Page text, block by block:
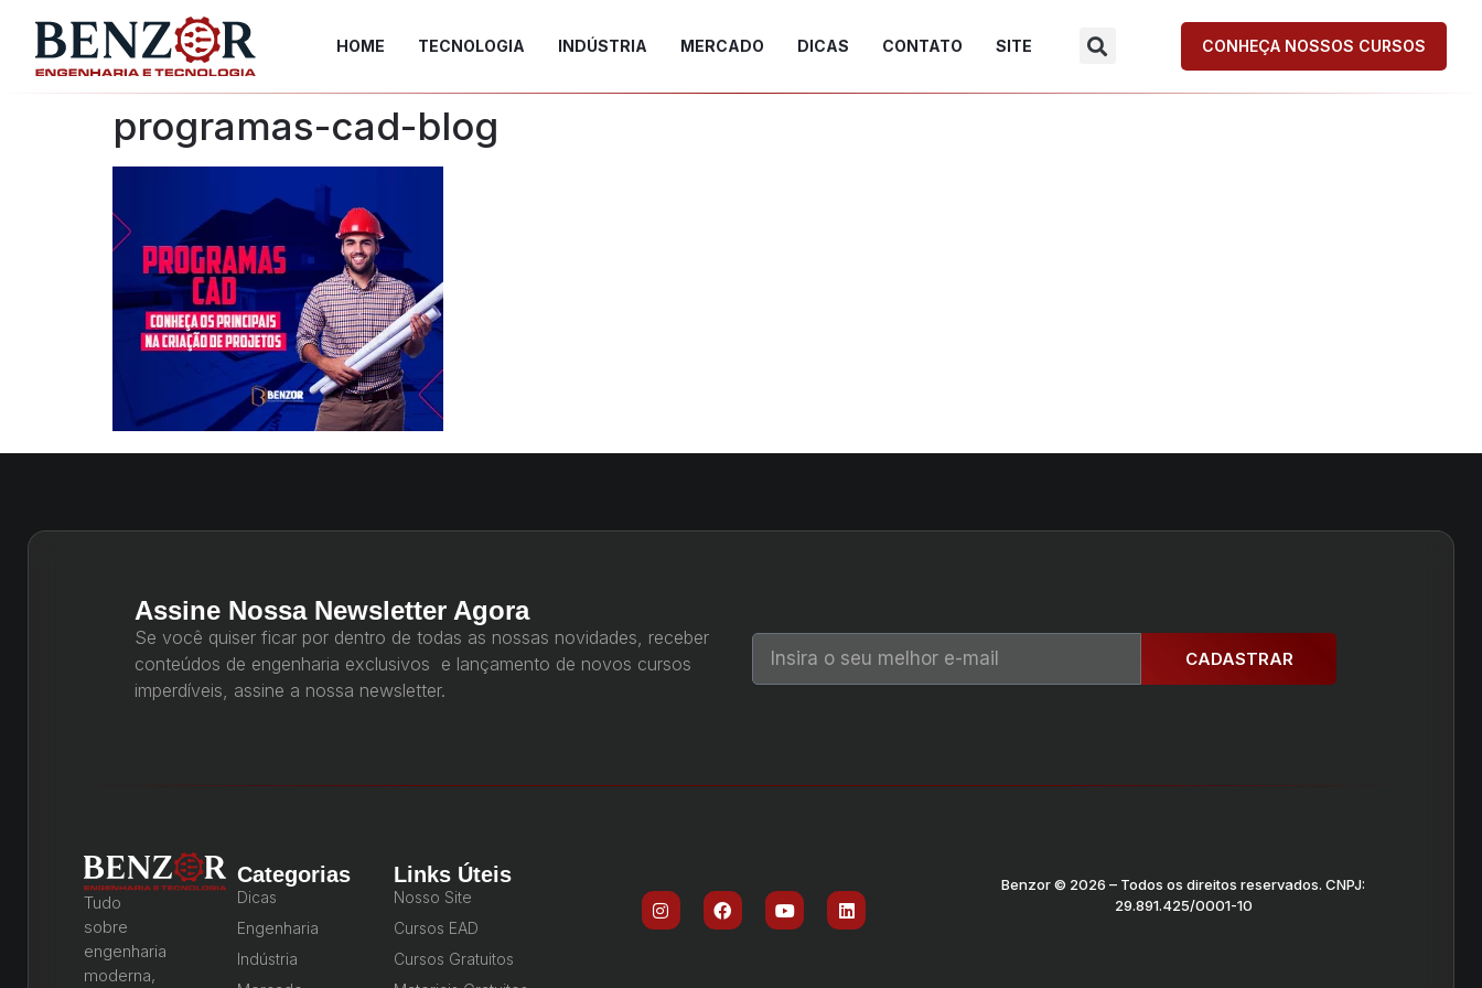
HOME TECNOLOGIA INDÚSTRIA MERCADO DICAS CONTATO SITE CONHEÇA NOSSOS CURSOS
programas-cad-blog
Assine Nossa Newsletter Agora
Se você quiser ficar por dentro de todas as nossas novidades, receber
conteúdos de engenharia exclusivos e lançamento de novos cursos
imperdíveis, assine a nossa newsletter.
CADASTRAR
Tudo
sobre
engenharia
moderna,
Categorias
Dicas
Engenharia
Indústria
Links Úteis
Nosso Site
Cursos EAD
Cursos Gratuitos
Benzor © 2026 – Todos os direitos reservados. CNPJ:
29.891.425/0001-10